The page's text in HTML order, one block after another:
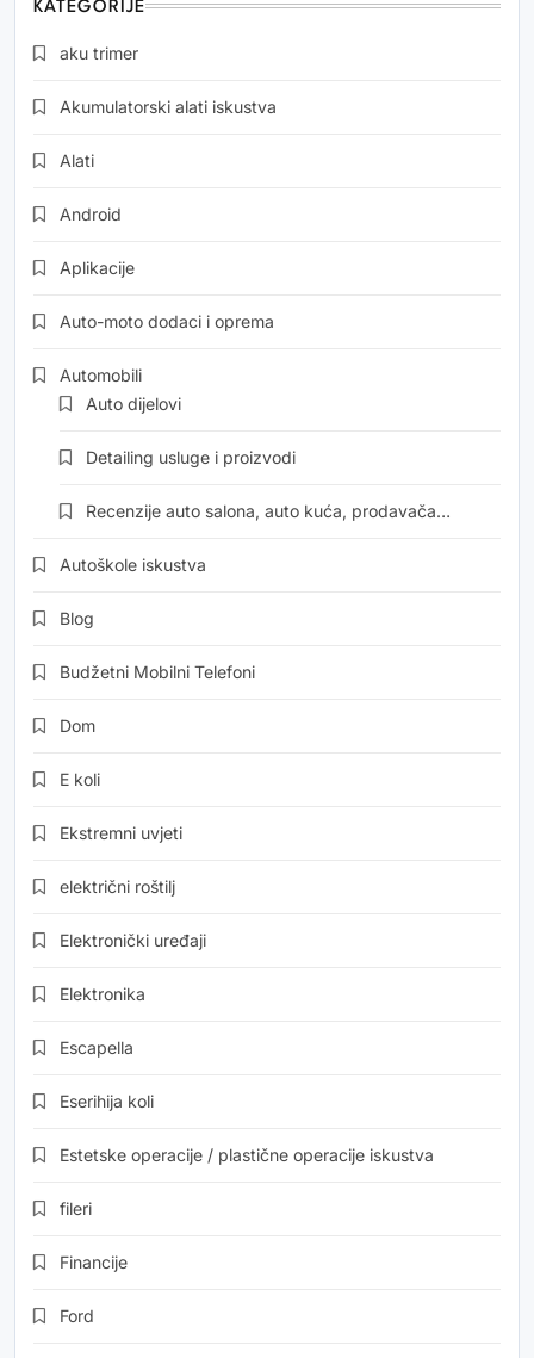
KATEGORIJE
aku trimer
Akumulatorski alati iskustva
Alati
Android
Aplikacije
Auto-moto dodaci i oprema
Automobili
Auto dijelovi
Detailing usluge i proizvodi
Recenzije auto salona, auto kuća, prodavača…
Autoškole iskustva
Blog
Budžetni Mobilni Telefoni
Dom
E koli
Ekstremni uvjeti
električni roštilj
Elektronički uređaji
Elektronika
Escapella
Eserihija koli
Estetske operacije / plastične operacije iskustva
fileri
Financije
Ford